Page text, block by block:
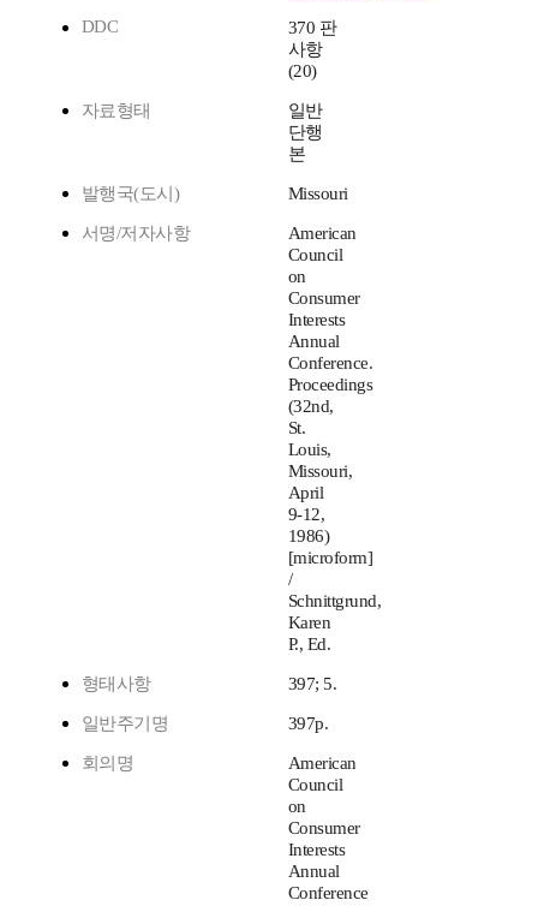
DDC
370 판
사항
(20)
자료형태
일반
단행
본
발행국(도시) Missouri
서명/저자사항
American
Council
on
Consumer
Interests
Annual
Conference.
Proceedings
(32nd,
St.
Louis,
Missouri,
April
9-12,
1986)
[microform]
/
Schnittgrund,
Karen
P., Ed.
형태사항 397; 5.
일반주기명 397p.
회의명
American
Council
on
Consumer
Interests
Annual
Conference